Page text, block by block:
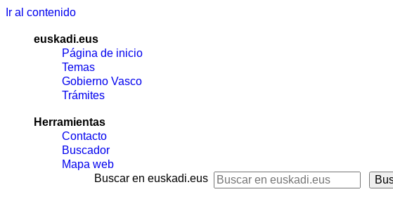
Ir al contenido
euskadi.eus
Página de inicio
Temas
Gobierno Vasco
Trámites
Herramientas
Contacto
Buscador
Mapa web
Buscar en euskadi.eus